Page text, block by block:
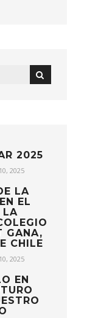
2025
2025
LA
EL
LA
GANA,
CHILE
2025
EN